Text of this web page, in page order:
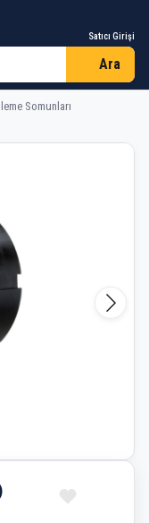
Satıcı Girişi
Ara
Somunları
(30°)